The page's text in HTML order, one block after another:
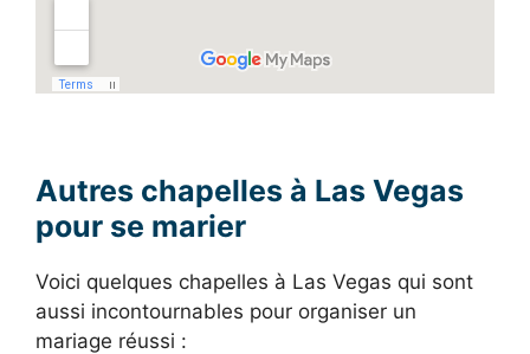
Autres chapelles à Las Vegas
pour se marier
Voici quelques chapelles à Las Vegas qui sont
aussi incontournables pour organiser un
mariage réussi :